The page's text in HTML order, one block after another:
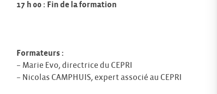
17 h 00 : Fin de la formation
Formateurs :
– Marie Evo, directrice du CEPRI
– Nicolas CAMPHUIS, expert associé au CEPRI